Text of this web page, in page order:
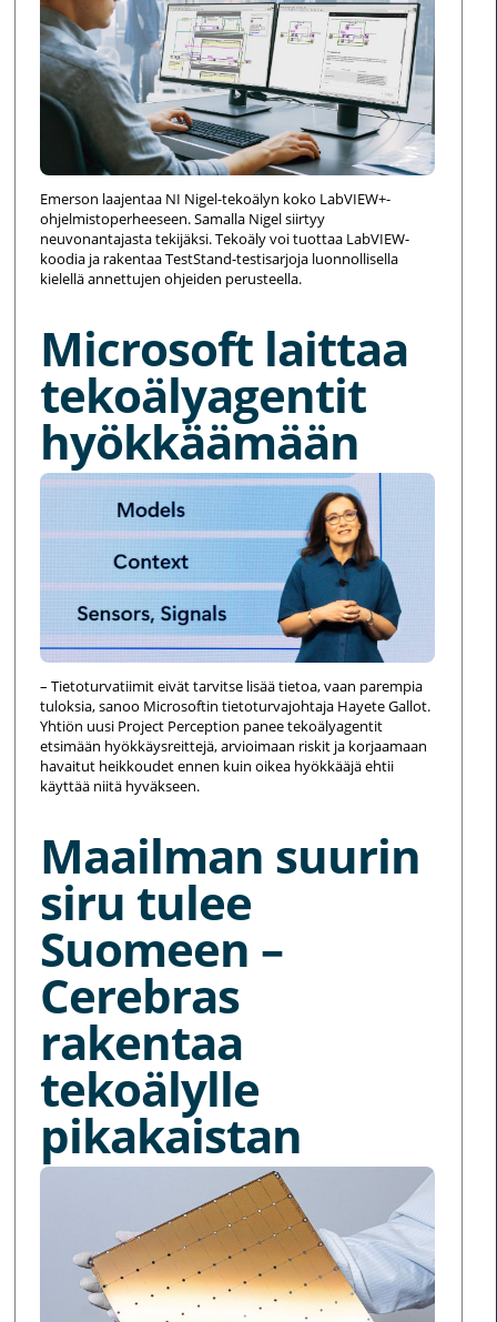
Emerson laajentaa NI Nigel-tekoälyn koko LabVIEW+-
ohjelmistoperheeseen. Samalla Nigel siirtyy
neuvonantajasta tekijäksi. Tekoäly voi tuottaa LabVIEW-
koodia ja rakentaa TestStand-testisarjoja luonnollisella
kielellä annettujen ohjeiden perusteella.
Microsoft laittaa
tekoälyagentit
hyökkäämään
– Tietoturvatiimit eivät tarvitse lisää tietoa, vaan parempia
tuloksia, sanoo Microsoftin tietoturvajohtaja Hayete Gallot.
Yhtiön uusi Project Perception panee tekoälyagentit
etsimään hyökkäysreittejä, arvioimaan riskit ja korjaamaan
havaitut heikkoudet ennen kuin oikea hyökkääjä ehtii
käyttää niitä hyväkseen.
Maailman suurin
siru tulee
Suomeen –
Cerebras
rakentaa
tekoälylle
pikakaistan